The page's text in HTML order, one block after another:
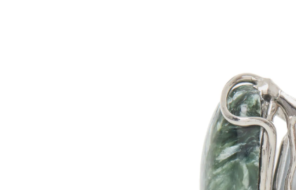
Bague réglable en
Italie, avec
Taille